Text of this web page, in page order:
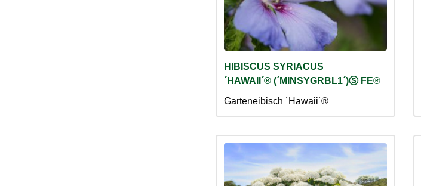
HIBISCUS SYRIACUS
´HAWAII´® (´MINSYGRBL1´)Ⓢ FE®
Garteneibisch ´Hawaii´®